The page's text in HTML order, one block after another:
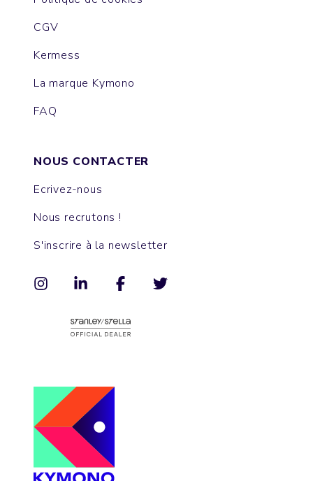
CGV
Kermess
La marque Kymono
FAQ
NOUS CONTACTER
Ecrivez-nous
Nous recrutons !
S'inscrire à la newsletter